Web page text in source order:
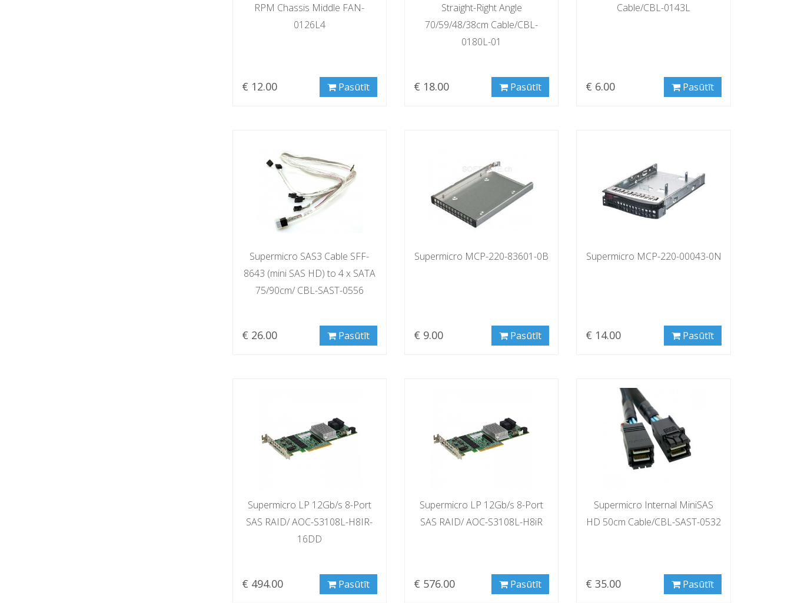
RPM Chassis Middle FAN-
0126L4
€ 12.00 Pasūtīt
Straight-Right Angle
70/59/48/38cm Cable/CBL-
0180L-01
€ 18.00 Pasūtīt
Cable/CBL-0143L
€ 6.00 Pasūtīt
Supermicro SAS3 Cable SFF-
8643 (mini SAS HD) to 4 x SATA
75/90cm/ CBL-SAST-0556
€ 26.00 Pasūtīt
Supermicro MCP-220-83601-0B
€ 9.00 Pasūtīt
Supermicro MCP-220-00043-0N
€ 14.00 Pasūtīt
Supermicro LP 12Gb/s 8-Port
SAS RAID/ AOC-S3108L-H8IR-
16DD
€ 494.00 Pasūtīt
Supermicro LP 12Gb/s 8-Port
SAS RAID/ AOC-S3108L-H8iR
€ 576.00 Pasūtīt
Supermicro Internal MiniSAS
HD 50cm Cable/CBL-SAST-0532
€ 35.00 Pasūtīt